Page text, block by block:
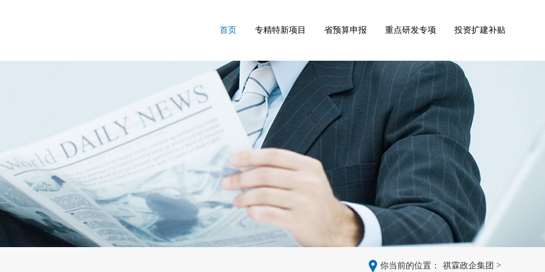
首页 专精特新项目 省预算申报 重点研发专项 投资扩建补贴
你当前的位置： 祺霖政企集团 >